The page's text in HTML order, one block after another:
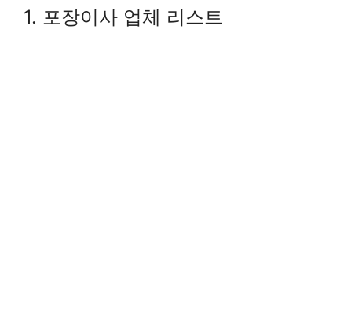
1. 포장이사 업체 리스트